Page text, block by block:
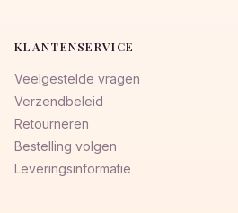
KLANTENSERVICE
Veelgestelde vragen
Verzendbeleid
Retourneren
Bestelling volgen
Leveringsinformatie